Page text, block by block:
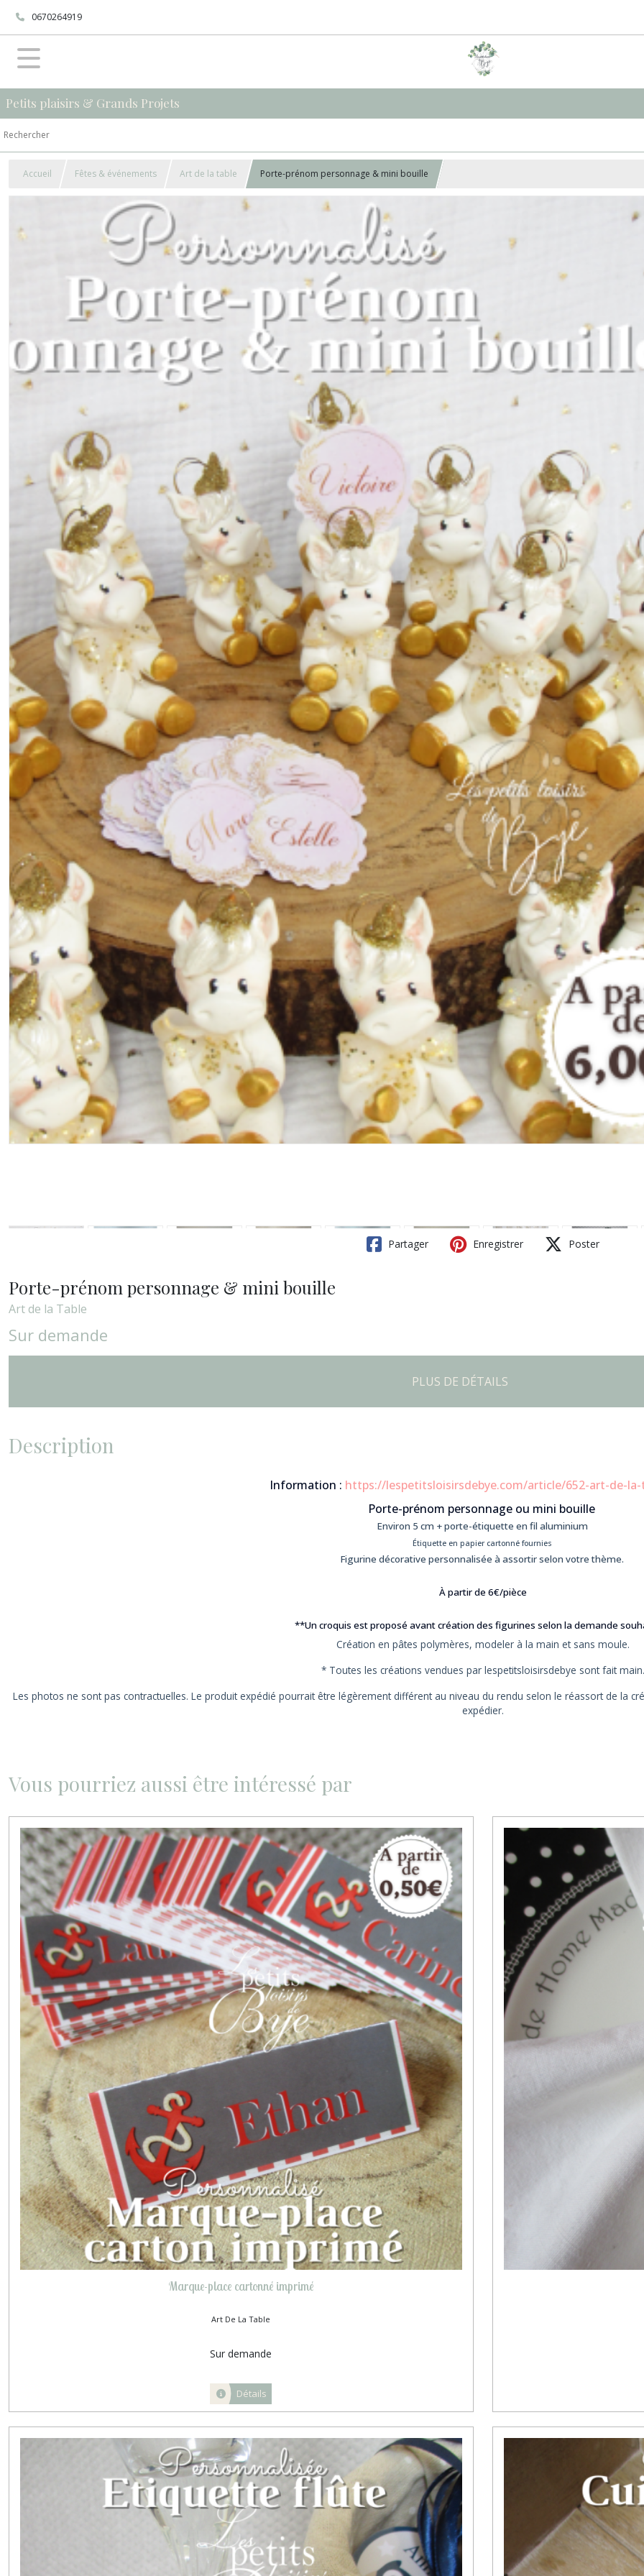
0670264919
Petits plaisirs & Grands Projets
Accueil Fêtes & événements Art de la table Porte-prénom personnage & mini bouille
Partager Enregistrer Poster
Porte-prénom personnage & mini bouille
Art de la Table
Sur demande
PLUS DE DÉTAILS
Description
Information : https://lespetitsloisirsdebye.com/article/652-art-de-
Porte-prénom personnage ou mini bouille
Environ 5 cm + porte-étiquette en fil aluminium
Étiquette en papier cartonné fournies
Figurine décorative personnalisée à assortir selon votre thème.
À partir de 6€/pièce
**Un croquis est proposé avant création des figurines selon la demande
Création en pâtes polymères, modeler à la main et sans moule.
* Toutes les créations vendues par lespetitsloisirsdebye sont fait main.
Les photos ne sont pas contractuelles. Le produit expédié pourrait être légèrement différent au niveau du rendu selon le réassort de la
expédier.
Vous pourriez aussi être intéressé par
Marque-place cartonné imprimé
Art De La Table
Sur demande
Détails